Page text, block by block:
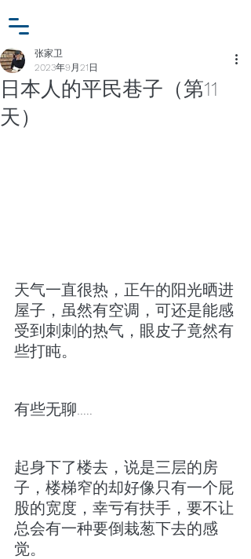
日本人的平民巷子（第11
天）
张家卫
2023年9月21日
天气一直很热，正午的阳光晒进
屋子，虽然有空调，可还是能感
受到刺刺的热气，眼皮子竟然有
些打盹。
有些无聊…..
起身下了楼去，说是三层的房
子，楼梯窄的却好像只有一个屁
股的宽度，幸亏有扶手，要不让
总会有一种要倒栽葱下去的感
觉。